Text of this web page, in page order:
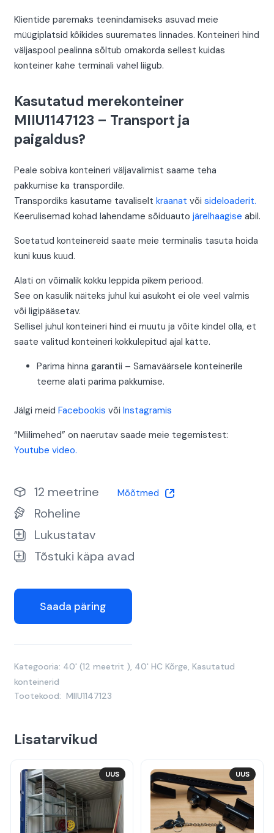
Klientide paremaks teenindamiseks asuvad meie
müügiplatsid kõikides suuremates linnades. Konteineri hind
väljaspool pealinna sõltub omakorda sellest kuidas
konteiner kahe terminali vahel liigub.
Kasutatud merekonteiner
MIIU1147123 – Transport ja
paigaldus?
Peale sobiva konteineri väljavalimist saame teha
pakkumise ka transpordile.
Transpordiks kasutame tavaliselt kraanat või sideloaderit.
Keerulisemad kohad lahendame sõiduauto järelhaagise abil.
Soetatud konteinereid saate meie terminalis tasuta hoida
kuni kuus kuud.
Alati on võimalik kokku leppida pikem periood.
See on kasulik näiteks juhul kui asukoht ei ole veel valmis
või ligipääsetav.
Sellisel juhul konteineri hind ei muutu ja võite kindel olla, et
saate valitud konteineri kokkulepitud ajal kätte.
Parima hinna garantii – Samaväärsele konteinerile
teeme alati parima pakkumise.
Jälgi meid Facebookis või Instagramis
“Miilimehed” on naerutav saade meie tegemistest:
Youtube video.
12 meetrine Mõõtmed
Roheline
Lukustatav
Tõstuki käpa avad
Saada päring
Kategooria: 40' (12 meetrit ), 40' HC Kõrge, Kasutatud
konteinerid
Tootekood: MIIU1147123
Lisatarvikud
UUS UUS